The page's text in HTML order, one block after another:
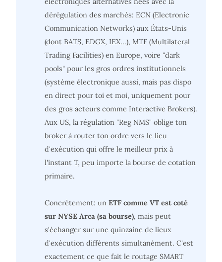
dérégulation des marchés: ECN (Electronic
Communication Networks) aux États-Unis
(dont BATS, EDGX, IEX...), MTF (Multilateral
Trading Facilities) en Europe, voire "dark
pools" pour les gros ordres institutionnels
(système électronique aussi, mais pas dispo
en direct pour toi et moi, uniquement pour
des gros acteurs comme Interactive Brokers).
Aux US, la régulation "Reg NMS" oblige ton
broker à router ton ordre vers le lieu
d'exécution qui offre le meilleur prix à
l'instant T, peu importe la bourse de cotation
primaire.
Concrètement: un ETF comme VT est coté
sur NYSE Arca (sa bourse), mais peut
s'échanger sur une quinzaine de lieux
d'exécution différents simultanément. C'est
exactement ce que fait le routage SMART